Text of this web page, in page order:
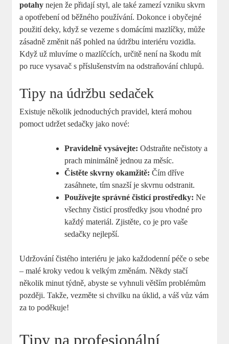
potahy nejen že přidají styl, ale také zamezí vzniku skvrn
a opotřebení od běžného používání. Dokonce i obyčejné
použití deky, když se vezeme s domácími mazlíčky, může
zásadně změnit náš pohled na údržbu interiéru vozidla.
Když už mluvíme o mazlíčcích, určitě není na škodu mít
po ruce vysavač s příslušenstvím na odstraňování chlupů.
Tipy na údržbu sedaček
Existuje několik jednoduchých pravidel, která mohou
pomoct udržet sedačky jako nové:
Pravidelně vysávejte: Odstraňte nečistoty a
prach minimálně jednou za měsíc.
Čistěte skvrny okamžitě: Čím dříve
zasáhnete, tím snazší je skvrnu odstranit.
Používejte správné čisticí prostředky: Ne
všechny čisticí prostředky jsou vhodné pro
každý materiál. Zjistěte, co je pro vaše
sedačky nejlepší.
Udržování čistého interiéru je jako každodenní péče o sebe
– malé kroky vedou k velkým změnám. Někdy stačí
několik minut týdně, abyste se vyhnuli větším problémům
později. Takže, vezměte si chvilku na úklid, a váš vůz vám
za to poděkuje!
Tipy na profesionální